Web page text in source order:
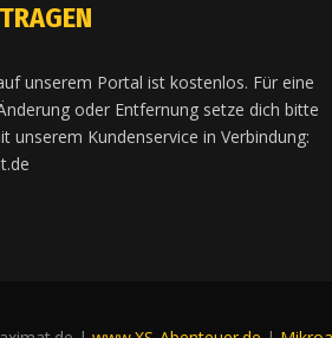
unserem Portal ist kostenlos. Für eine
oder Entfernung setze dich bitte
unserem Kundenservice in Verbindung: